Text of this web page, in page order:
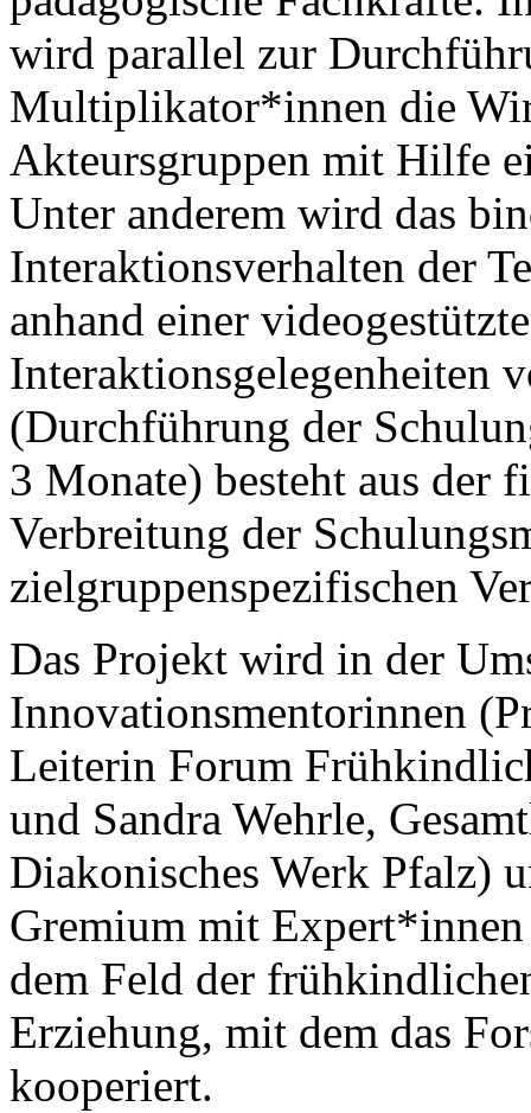
wird parallel zur
Multiplikator*innen die
Akteursgruppen mit Hilfe
Unter anderem wird das
Interaktionsverhalten der
anhand einer
Interaktionsgelegenheiten
(Durchführung der
3 Monate) besteht aus der
Verbreitung der
zielgruppenspezifischen
Das Projekt wird in der
Innovationsmentorinnen
Leiterin Forum
und Sandra Wehrle,
Diakonisches Werk Pfalz)
Gremium mit Expert*innen
dem Feld der
Erziehung, mit dem das
kooperiert.